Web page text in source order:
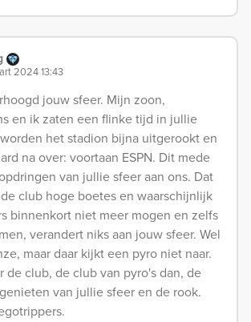
2024 13:43
jouw sfeer. Mijn zoon,
en ik zaten een flinke tijd in jullie
het stadion bijna uitgerookt en
na over: voortaan ESPN. Dit mede
van jullie sfeer aan ons. Dat
club hoge boetes en waarschijnlijk
binnenkort niet meer mogen en zelfs
verandert niks aan jouw sfeer. Wel
maar daar kijkt een pyro niet naar.
de club, de club van pyro's dan, de
van jullie sfeer en de rook.